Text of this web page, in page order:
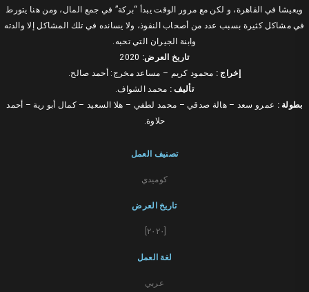
ويعيشا في القاهرة، و لكن مع مرور الوقت يبدأ “بركة” في جمع المال، ومن هنا يتورط
في مشاكل كثيرة بسبب عدد من أصحاب النفوذ، ولا يسانده في تلك المشاكل إلا والدته
وابنة الجيران التي تحبه.
تاريخ العرض:
إخراج : محمود كريم – مساعد مخرج: أحمد صالح.
تأليف : محمد الشواف.
بطولة : عمرو سعد – هالة صدقي – محمد لطفي – هلا السعيد – كمال أبو رية – أحمد
حلاوة.
تصنيف العمل
كوميدي
تاريخ العرض
لغة العمل
عربي